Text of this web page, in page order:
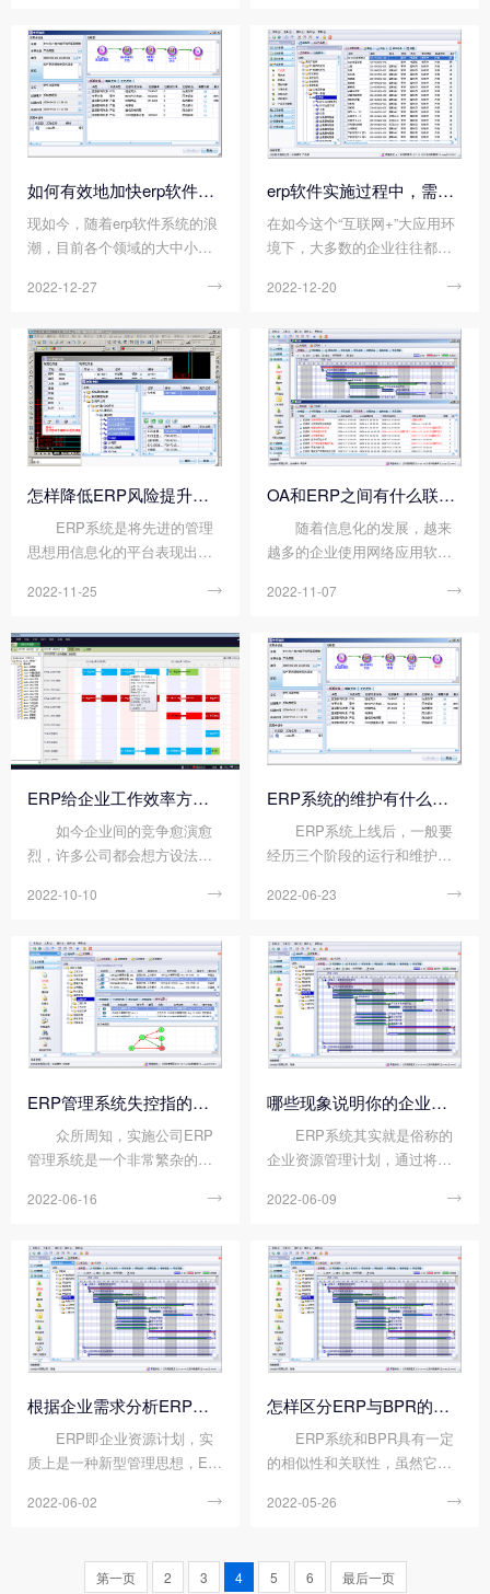
及在系统设计这三方面存在着
差别和侧重，与此同时，我们
也发现两个系统在功能方面相
辅相成和相互渗透。因此，为
了更好地了解erp系统与crm系
统，我们需要进行对比分析。
那么您知道如何做好erp系统​与
高企业管理水平，它们对于提
高企业核心竞争力有着重要作
用，那么您知道erp、scm、cr
m三者之间的关系如何吗?
如何有效地加快erp软件系统的实施进展?
现如今，随着erp软件系统的浪
潮，目前各个领域的大中小企
望能通过erp软件系统来提高企
助企业增强工作效率，减少生
产的成本，给企业带来更高的
效益。但是由于erp软件系统的
实施是一项大工程，实施进度
有时会比较慢，因此，有时候
我们需要通过一些方法来有效
地加快erp软件系统的实施进
2022-12-27 
erp软件实施过程中，需要遵循哪些原则?
在如今这个“互联网+”大应用环
境下，大多数的企业往往都离
软件的实施是一件非常复杂的
来的发展前景有着至关重要的
联系。因此，如果我们想要成
功实施erp软件，就必须要遵循
相关的原则，才能更好地提高
实施的成功率。那么您知道erp
软件实施过程中，需要遵循哪
些原则吗?
2022-12-20 
怎样降低ERP风险提升企业管理效率?
ERP系统是将先进的管理
思想用信息化的平台表现出
仅是信息化改造过程，更重要
程。ERP的应用给企业带来的
是管理上的规范化、标准化。
同样，中小企业ERP系统的...
2022-11-25 
OA和ERP之间有什么联系?
随着信息化的发展，越来
越多的企业使用网络应用软件
工作效率，节省办公时间，促
A、ERP等等。那么OA和ERP
之间有什么联系呢?今天顺景华
体会足球_华体会（中国） 小
编就来给大家详...
2022-11-07 
ERP给企业工作效率方面带来哪些效益?
如今企业间的竞争愈演愈
烈，许多公司都会想方设法的
会通过更好的管理公司内部的
果仅仅依靠传统的方法来管理
企业的资源，是无法立足于市
场的，目前许多公司...
2022-10-10 
ERP系统的维护有什么要求?
ERP系统上线后，一般要
经历三个阶段的运行和维护：
展，每个阶段在前期的基础上
存在。在操作和维护阶段，我
们必须不断地解决在使用ERP
系统时遇到的问题。那...
2022-06-23 
ERP管理系统失控指的是哪些?
众所周知，实施公司ERP
管理系统是一个非常繁杂的项
重要的改革工作，需要公司高
司的未来发展前途至关重要，
其实施会影响公司的生存。那
么ERP管理系统失控指的...
2022-06-16 
哪些现象说明你的企业需要上ERP?
ERP系统其实就是俗称的
企业资源管理计划，通过将企
式，不断优化和提升企业的运
非常庞大，一般erp厂商可以提
供的ERP系统模块，包括进销
存系统、订单管理系统...
2022-06-09 
根据企业需求分析ERP的发展
ERP即企业资源计划，实
质上是一种新型管理思想，ER
集成范围的逐步扩大。ERP系
能型管理软件交互，是企业管
理系统的核心。ERP通过与开
2022-06-02 
怎样区分ERP与BPR的关系?
ERP系统和BPR具有一定
的相似性和关联性，虽然它们
有强调的侧重点都大相径庭，
景、共同的目标和一致的出发
点，而且它们都以信息技术作
2022-05-26 
第一页 2 3 4 5 6 最后一页